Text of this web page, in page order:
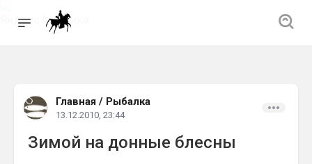
Главная / Рыбалка
13.12.2010, 23:44
Зимой на донные блесны